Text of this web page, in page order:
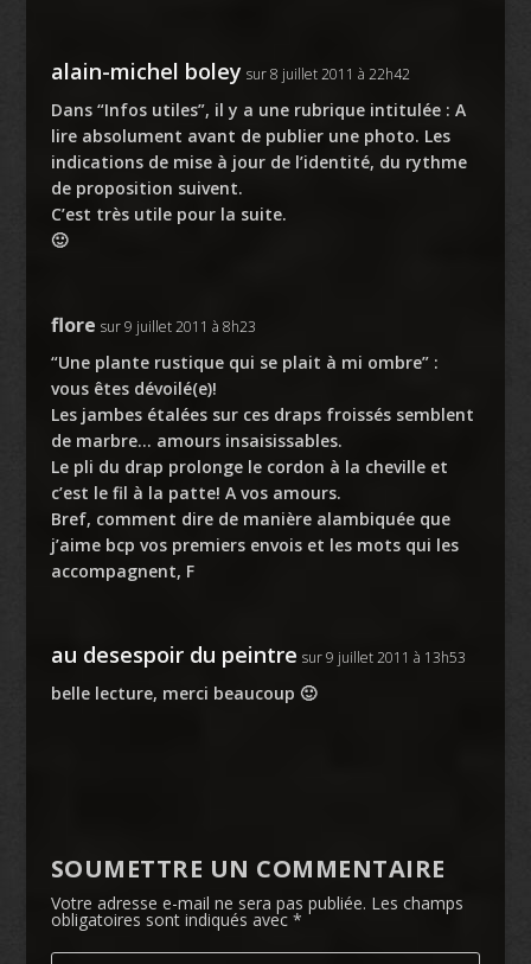
alain-michel boley sur 8 juillet 2011 à 22h42
Dans “Infos utiles”, il y a une rubrique intitulée : A
lire absolument avant de publier une photo. Les
indications de mise à jour de l’identité, du rythme
de proposition suivent.
C’est très utile pour la suite.
🙂
flore sur 9 juillet 2011 à 8h23
“Une plante rustique qui se plait à mi ombre” :
vous êtes dévoilé(e)!
Les jambes étalées sur ces draps froissés semblent
de marbre… amours insaisissables.
Le pli du drap prolonge le cordon à la cheville et
c’est le fil à la patte! A vos amours.
Bref, comment dire de manière alambiquée que
j’aime bcp vos premiers envois et les mots qui les
accompagnent, F
au desespoir du peintre sur 9 juillet 2011 à 13h53
belle lecture, merci beaucoup 🙂
SOUMETTRE UN COMMENTAIRE
Votre adresse e-mail ne sera pas publiée. Les champs
obligatoires sont indiqués avec *